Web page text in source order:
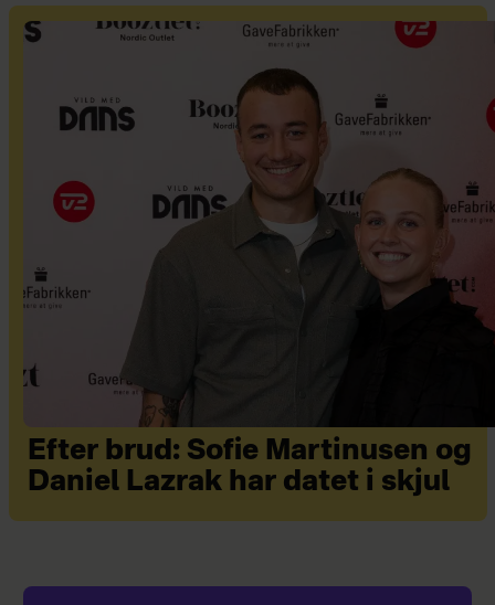
Efter brud: Sofie Martinusen og
Daniel Lazrak har datet i skjul